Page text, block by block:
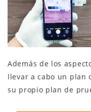
Además de los
llevar a cabo un plan
su propio plan de